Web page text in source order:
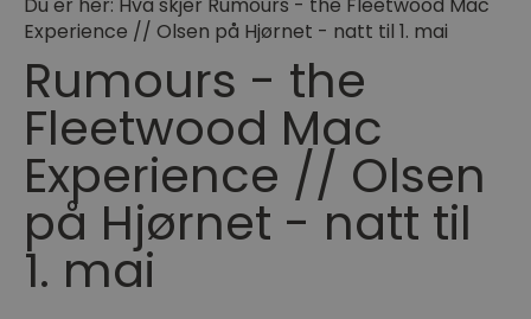
Du er her: Hva skjer Rumours - the Fleetwood Mac
Experience // Olsen på Hjørnet - natt til 1. mai
Rumours - the
Fleetwood Mac
Experience // Olsen
på Hjørnet - natt til
1. mai